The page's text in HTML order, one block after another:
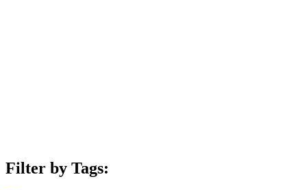
Filter by Tags: